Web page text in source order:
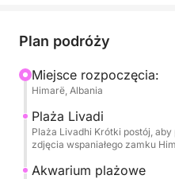
tłumów.
Podczas rejsu obok
Aquarium, plaży Jali,
Couple’s Bay, jaskini
Cave, plaży Gjipe,
Jaskinie), jaskini Pirat i
czas, aby zwolnić tempo
Plan podróży
Miejsce rozpoczęcia:
Himarë, Albania
Plaża Livadi
Plaża Livadhi Krótki postój,
zdjęcia wspaniałego zamku
Akwarium plażowe